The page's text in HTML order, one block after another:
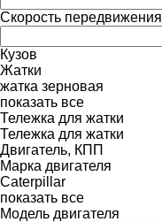
Скорость передвижения
Кузов
Жатки
жатка зерновая
показать все
Тележка для жатки
Тележка для жатки
Двигатель, КПП
Марка двигателя
Caterpillar
показать все
Модель двигателя